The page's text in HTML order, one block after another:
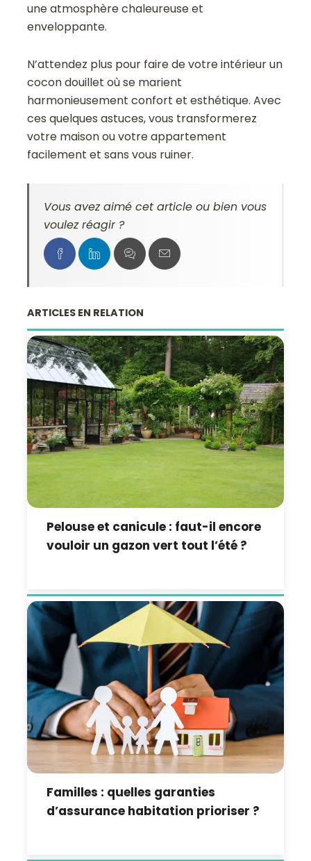
une atmosphère chaleureuse et
enveloppante.
N’attendez plus pour faire de votre intérieur un
cocon douillet où se marient
harmonieusement confort et esthétique. Avec
ces quelques astuces, vous transformerez
votre maison ou votre appartement
facilement et sans vous ruiner.
Vous avez aimé cet article ou bien vous
voulez réagir ?
ARTICLES EN RELATION
Pelouse et canicule : faut-il encore
vouloir un gazon vert tout l’été ?
Familles : quelles garanties
d’assurance habitation prioriser ?